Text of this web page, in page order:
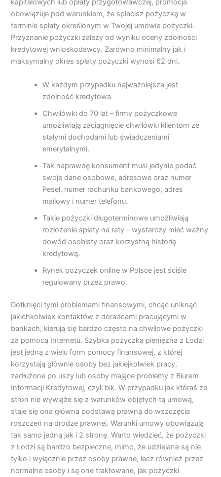
kapitałowych lub opłaty przygotowawczej, promocja
obowiązuje pod warunkiem, że spłacisz pożyczkę w
terminie spłaty określonym w Twojej umowie pożyczki.
Przyznanie pożyczki zależy od wyniku oceny zdolności
kredytowej wnioskodawcy. Zarówno minimalny jak i
maksymalny okres spłaty pożyczki wynosi 62 dni.
W każdym przypadku najważniejsza jest
zdolność kredytowa.
Chwilówki do 70 lat – firmy pożyczkowe
umożliwiają zaciągnięcie chwilówki klientom ze
stałymi dochodami lub świadczeniami
emerytalnymi.
Tak naprawdę konsument musi jedynie podać
swoje dane osobowe, adresowe oraz numer
Pesel, numer rachunku bankowego, adres
mailowy i numer telefonu.
Takie pożyczki długoterminowe umożliwiają
rozłożenie spłaty na raty – wystarczy mieć ważny
dowód osobisty oraz korzystną historię
kredytową.
Rynek pożyczek online w Polsce jest ściśle
regulowany przez prawo.
Dotknięci tymi problemami finansowymi, chcąc uniknąć
jakichkolwiek kontaktów z doradcami pracującymi w
bankach, kierują się bardzo często na chwilowe pożyczki
za pomocą Internetu. Szybka pożyczka pieniężna z Łodzi
jest jedną z wielu form pomocy finansowej, z której
korzystają głównie osoby bez jakiejkolwiek pracy,
zadłużone po uszy lub osoby mające problemy z Biurem
Informacji Kredytowej, czyli bik. W przypadku jak któraś ze
stron nie wywiąże się z warunków objętych tą umową,
staje się ona główną podstawą prawną do wszczęcia
roszczeń na drodze prawnej. Warunki umowy obowiązują
tak samo jedną jak i 2 stronę. Warto wiedzieć, że pożyczki
z Łodzi są bardzo bezpieczne, mimo, że udzielane są nie
tylko i wyłącznie przez osoby prawne, lecz również przez
normalne osoby i są one traktowane, jak pożyczki